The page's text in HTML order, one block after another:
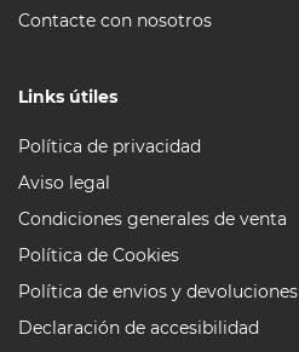
Contacte con nosotros
Links útiles
Política de privacidad
Aviso legal
Condiciones generales de venta
Política de Cookies
Política de envios y devoluciones
Declaración de accesibilidad